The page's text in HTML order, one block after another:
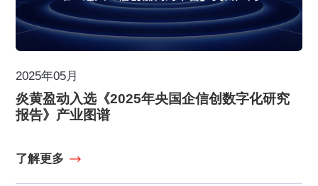
2025年05月
炎黄盈动入选《2025年央国企信创数字化研究
报告》产业图谱
了解更多